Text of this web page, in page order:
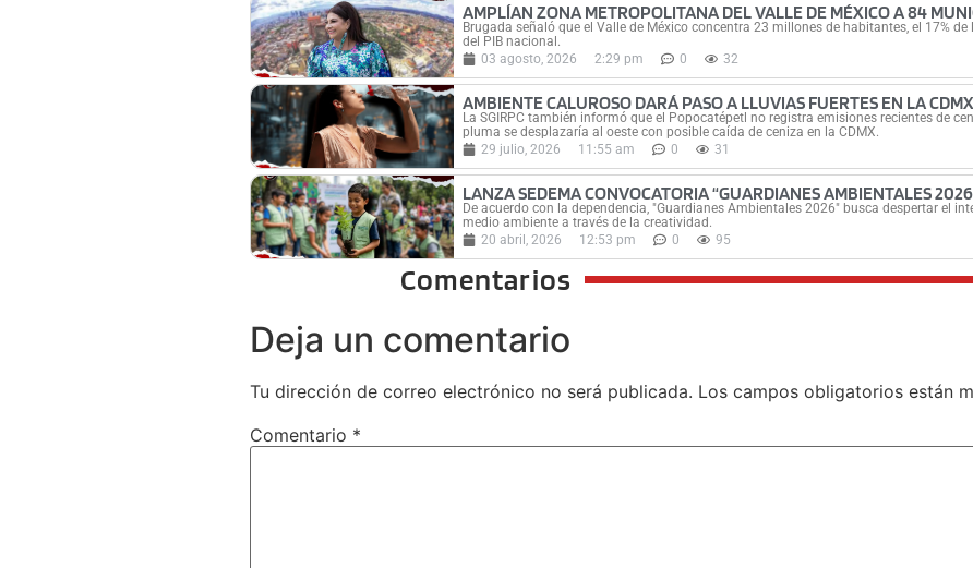
AMPLÍAN ZONA METROPOLITANA DEL VALLE DE MÉXICO A 84
Brugada señaló que el Valle de México concentra 23 millones de habitantes, el 17%
del PIB nacional.
03 agosto, 2026
2:29 pm 0 32
AMBIENTE CALUROSO DARÁ PASO A LLUVIAS FUERTES EN LA CDMX
La SGIRPC también informó que el Popocatépetl no registra emisiones recientes de
pluma se desplazaría al oeste con posible caída de ceniza en la CDMX.
29 julio, 2026
11:55 am 0 31
LANZA SEDEMA CONVOCATORIA “GUARDIANES AMBIENTALES
De acuerdo con la dependencia, "Guardianes Ambientales 2026" busca despertar el
medio ambiente a través de la creatividad.
20 abril, 2026
12:53 pm 0 95
Comentarios
Deja un comentario
Tu dirección de correo electrónico no será publicada. Los campos obligatorios están
Comentario *